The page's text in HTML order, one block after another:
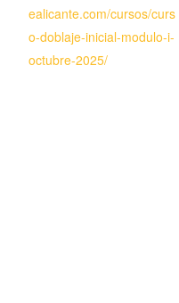
ealicante.com/cursos/curs
o-doblaje-inicial-modulo-i-
octubre-2025/